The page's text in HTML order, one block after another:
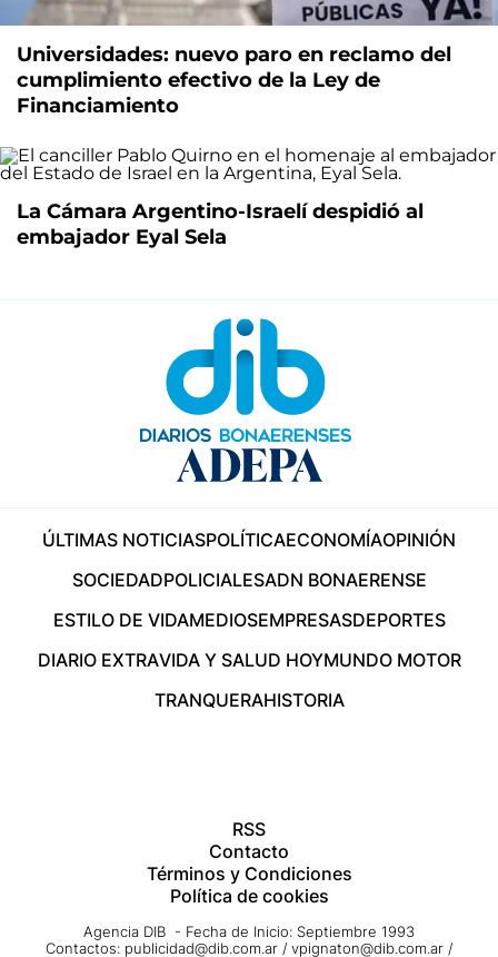
Universidades: nuevo paro en reclamo del
cumplimiento efectivo de la Ley de
Financiamiento
La Cámara Argentino-Israelí despidió al
embajador Eyal Sela
ÚLTIMAS NOTICIASPOLÍTICAECONOMÍAOPINIÓN
SOCIEDADPOLICIALESADN BONAERENSE
ESTILO DE VIDAMEDIOSEMPRESASDEPORTES
DIARIO EXTRAVIDA Y SALUD HOYMUNDO MOTOR
TRANQUERAHISTORIA
RSS
Contacto
Términos y Condiciones
Política de cookies
Agencia DIB - Fecha de Inicio: Septiembre 1993
Contactos: publicidad@dib.com.ar / vpignaton@dib.com.ar /